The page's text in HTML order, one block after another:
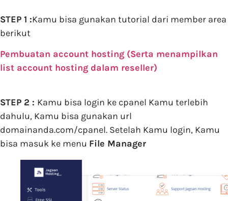
STEP 1 :Kamu bisa gunakan tutorial dari member area
berikut
Pembuatan account hosting (Serta menampilkan
list account hosting dalam reseller)
STEP 2 : Kamu bisa login ke cpanel Kamu terlebih
dahulu, Kamu bisa gunakan url
domainanda.com/cpanel. Setelah Kamu login, Kamu
bisa masuk ke menu File Manager